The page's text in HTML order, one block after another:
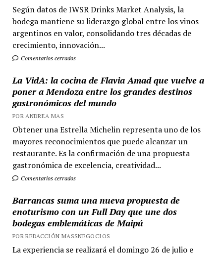
Según datos de IWSR Drinks Market Analysis, la
bodega mantiene su liderazgo global entre los vinos
argentinos en valor, consolidando tres décadas de
crecimiento, innovación...
Comentarios cerrados
La VidA: la cocina de Flavia Amad que vuelve a
poner a Mendoza entre los grandes destinos
gastronómicos del mundo
POR ANDREA MAS
Obtener una Estrella Michelin representa uno de los
mayores reconocimientos que puede alcanzar un
restaurante. Es la confirmación de una propuesta
gastronómica de excelencia, creatividad...
Comentarios cerrados
Barrancas suma una nueva propuesta de
enoturismo con un Full Day que une dos
bodegas emblemáticas de Maipú
POR REDACCIÓN MASSNEGOCIOS
La experiencia se realizará el domingo 26 de julio e